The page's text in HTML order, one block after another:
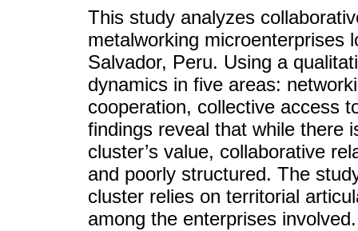
This study analyzes
metalworking microenterprises
Salvador, Peru. Using a
dynamics in five areas:
cooperation, collective access
findings reveal that while there
cluster’s value, collaborative
and poorly structured. The
cluster relies on territorial
among the enterprises involved.